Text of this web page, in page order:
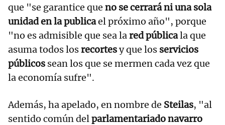
que "se garantice que no se cerrará ni una sola
unidad en la publicael próximo año", porque
"no es admisible que sea lared públicala que
asuma todos losrecortesy que los servicios
públicos sean los que se mermen cada vez que
la economía sufre".
Además, ha apelado, en nombre de Steilas, "al
sentido común delparlamentariado navarro